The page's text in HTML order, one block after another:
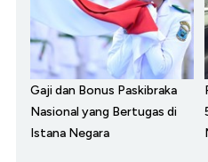
Gaji dan Bonus Paskibraka
Nasional yang Bertugas di
Istana Negara